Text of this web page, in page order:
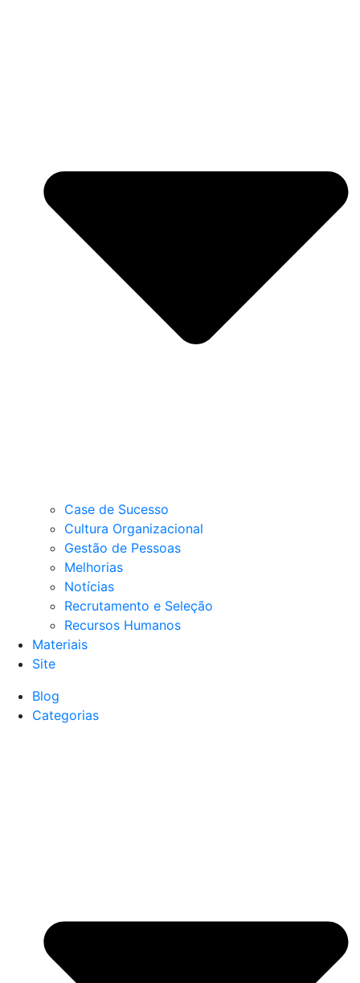
Case de Sucesso
Cultura Organizacional
Gestão de Pessoas
Melhorias
Notícias
Recrutamento e Seleção
Recursos Humanos
Materiais
Site
Blog
Categorias